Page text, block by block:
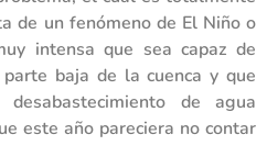
de un fenómeno de El Niño o
intensa que sea capaz de
baja de la cuenca y que
de agua
este año pareciera no contar